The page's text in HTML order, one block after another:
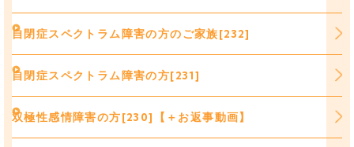
自閉症スペクトラム障害の方のご家族[232]
自閉症スペクトラム障害の方[231]
双極性感情障害の方[230]【＋お返事動画】